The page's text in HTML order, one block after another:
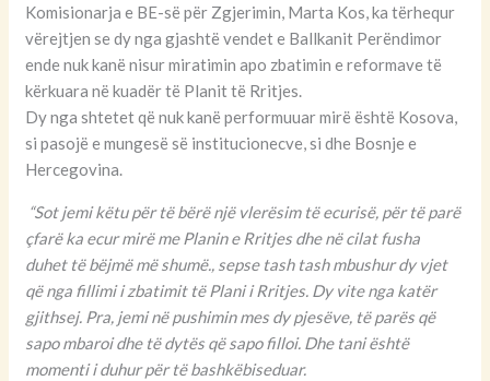
Komisionarja e BE-së për Zgjerimin, Marta Kos, ka tërhequr
vërejtjen se dy nga gjashtë vendet e Ballkanit Perëndimor
ende nuk kanë nisur miratimin apo zbatimin e reformave të
kërkuara në kuadër të Planit të Rritjes.
Dy nga shtetet që nuk kanë performuuar mirë është Kosova,
si pasojë e mungesë së institucionecve, si dhe Bosnje e
Hercegovina.
“Sot jemi këtu për të bërë një vlerësim të ecurisë, për të parë
çfarë ka ecur mirë me Planin e Rritjes dhe në cilat fusha
duhet të bëjmë më shumë., sepse tash tash mbushur dy vjet
që nga fillimi i zbatimit të Plani i Rritjes. Dy vite nga katër
gjithsej. Pra, jemi në pushimin mes dy pjesëve, të parës që
sapo mbaroi dhe të dytës që sapo filloi. Dhe tani është
momenti i duhur për të bashkëbiseduar.